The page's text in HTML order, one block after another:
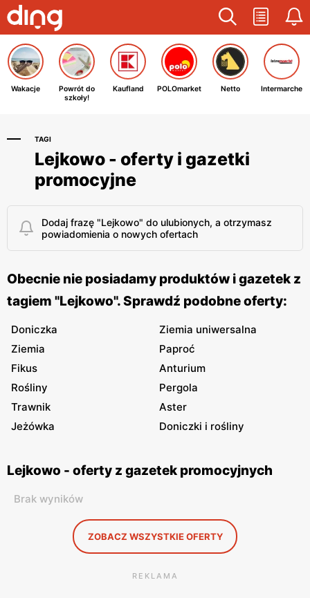
Wakacje
Powrót do
szkoły!
Kaufland POLOmarket Netto Intermarche
TAGI
Lejkowo - oferty i gazetki
promocyjne
Dodaj frazę "Lejkowo" do ulubionych, a otrzymasz
powiadomienia o nowych ofertach
Obecnie nie posiadamy produktów i gazetek z
tagiem "Lejkowo". Sprawdź podobne oferty:
Doniczka
Ziemia uniwersalna
Ziemia
Paproć
Fikus
Anturium
Rośliny
Pergola
Trawnik
Aster
Jeżówka
Doniczki i rośliny
Lejkowo - oferty z gazetek promocyjnych
Brak wyników
ZOBACZ WSZYSTKIE OFERTY
REKLAMA